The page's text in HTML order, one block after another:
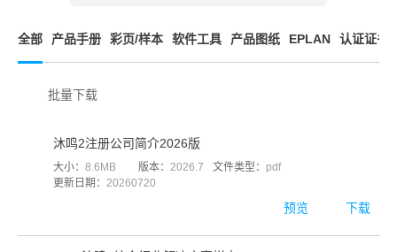
全部 产品手册 彩页/样本 软件工具 产品图纸 EPLAN 认证证书
批量下载
预览 下载
沐鸣2注册公司简介2026版
大小： 8.6MB 版本： 2026.7 文件类型： pdf
更新日期： 20260720